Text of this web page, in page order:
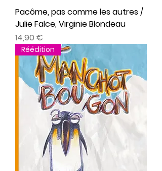
Pacôme, pas comme les autres /
Julie Falce, Virginie Blondeau
Prix
14,90 €
Réédition